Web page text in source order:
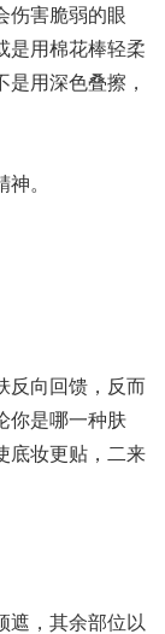
伤害脆弱的眼
是用棉花棒轻柔
用深色叠擦，
。
反向回馈，反而
你是哪一种肤
底妆更贴，二来
遮，其余部位以